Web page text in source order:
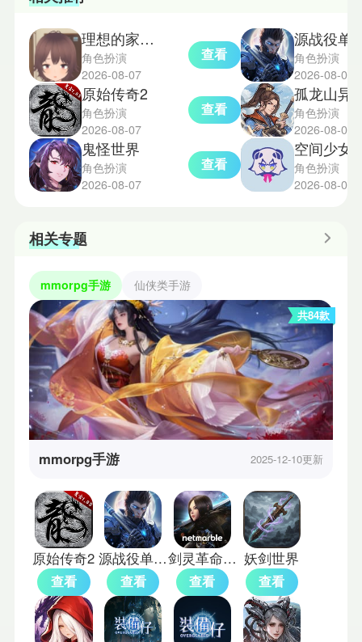
理想的家里蹲生活正式版
角色扮演
2026-08-07
查看
原始传奇2
角色扮演
2026-08-07
查看
鬼怪世界
角色扮演
2026-08-07
查看
角色扮演
2026-08-07
角色扮演
2026-08-07
角色扮演
2026-08-07
相关专题
mmorpg手游 仙侠类手游
共84款
mmorpg手游 2025-12-10更新
原始传奇2
查看
源战役单机版
查看
剑灵革命国际服
查看
妖剑世界
查看